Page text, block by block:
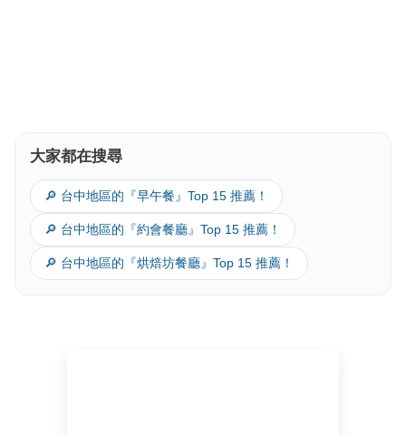
大家都在搜尋
🔎 台中地區的『早午餐』Top 15 推薦！
🔎 台中地區的『約會餐廳』Top 15 推薦！
🔎 台中地區的『烘焙坊餐廳』Top 15 推薦！